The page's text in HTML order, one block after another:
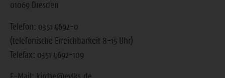
01069 Dresden
Telefon: 0351 4692-0
(telefonische Erreichbarkeit 8-15 Uhr)
Telefax: 0351 4692-109